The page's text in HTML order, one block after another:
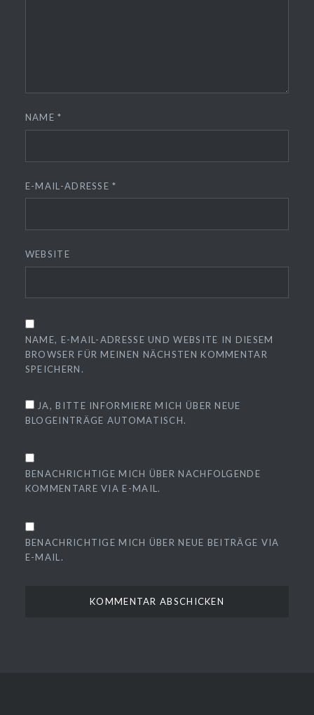
NAME*
E-MAIL-ADRESSE*
WEBSITE
NAME, E-MAIL-ADRESSE UND WEBSITE IN DIESEM
BROWSER FÜR MEINEN NÄCHSTEN KOMMENTAR
SPEICHERN.
JA, BITTE INFORMIERE MICH ÜBER NEUE
BLOGEINTRÄGE AUTOMATISCH.
BENACHRICHTIGE MICH ÜBER NACHFOLGENDE
KOMMENTARE VIA E-MAIL.
BENACHRICHTIGE MICH ÜBER NEUE BEITRÄGE VIA
E-MAIL.